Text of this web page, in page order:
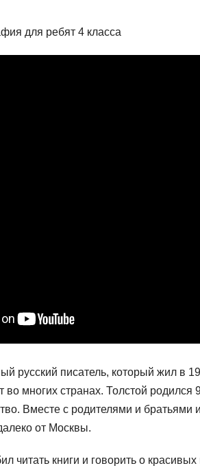
русский писатель, который жил в
во многих странах. Толстой
Вместе с родителями и
от Москвы.
читать книги и говорить о